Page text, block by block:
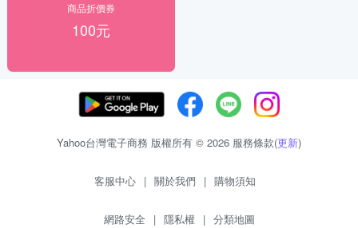
商品折價券
100元
Yahoo台灣電子商務 版權所有 © 2026 服務條款(更新)
客服中心 | 關於我們 | 購物須知
網路安全 | 隱私權 | 分類地圖